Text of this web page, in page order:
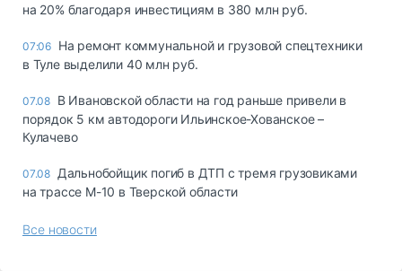
на 20% благодаря инвестициям в 380 млн руб.
07:06 На ремонт коммунальной и грузовой спецтехники
в Туле выделили 40 млн руб.
07.08 В Ивановской области на год раньше привели в
порядок 5 км автодороги Ильинское-Хованское –
Кулачево
07.08 Дальнобойщик погиб в ДТП с тремя грузовиками
на трассе М-10 в Тверской области
Все новости